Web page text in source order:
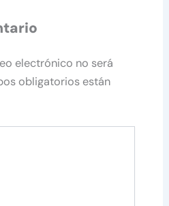
electrónico no será
obligatorios están